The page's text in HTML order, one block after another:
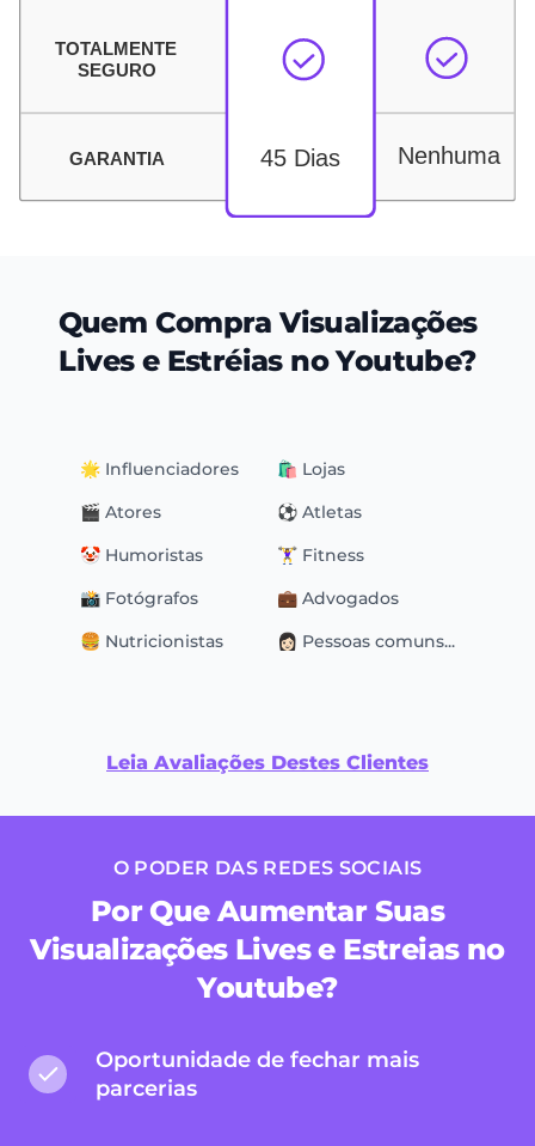
Quem Compra Visualizações
Lives e Estréias no Youtube?
🌟 Influenciadores
🛍 Lojas
🎬 Atores
⚽️ Atletas
🤡 Humoristas
🏋️‍♀️ Fitness
📸 Fotógrafos
💼 Advogados
🍔 Nutricionistas
👩🏻 Pessoas comuns...
Leia Avaliações Destes Clientes
O PODER DAS REDES SOCIAIS
Por Que Aumentar Suas
Visualizações Lives e Estreias no
Youtube?
Oportunidade de fechar mais
parcerias